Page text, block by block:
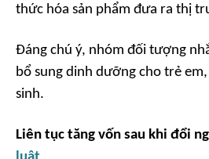
thức hóa sản phẩm đưa ra thị
Đáng chú ý, nhóm đối tượng
bổ sung dinh dưỡng cho trẻ
sinh.
Liên tục tăng vốn sau khi đổi